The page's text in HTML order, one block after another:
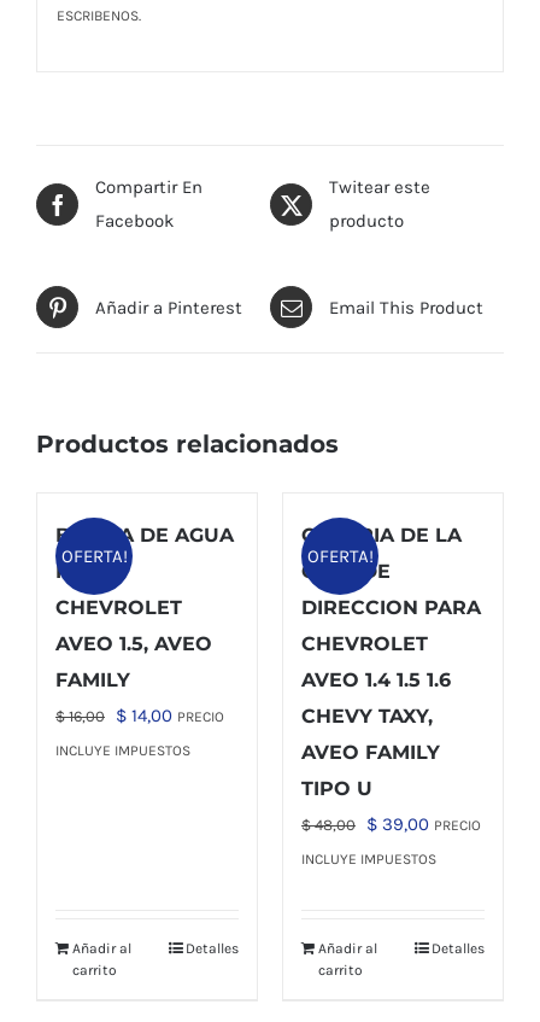
ESCRIBENOS.
Compartir En
Facebook
Twitear este
producto
Añadir a Pinterest Email This Product
Productos relacionados
OFERTA!
BOMBA DE AGUA
PARA
CHEVROLET
AVEO 1.5, AVEO
FAMILY
$16,00
El
precio
$ 14,00El
precio
PRECIO
INCLUYE IMPUESTOS
Añadir al
carrito
Detalles
OFERTA!
CAÑERIA DE LA
CAJA DE
DIRECCION PARA
CHEVROLET
AVEO 1.4 1.5 1.6
CHEVY TAXY,
AVEO FAMILY
TIPO U
$48,00
El
precio
$ 48,00.
$ 39,00El
precio
$ 39,00.
PRECIO
INCLUYE IMPUESTOS
Añadir al
carrito
Detalles